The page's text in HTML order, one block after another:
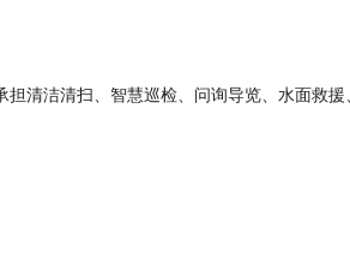
担清洁清扫、智慧巡检、问询导览、水面救援